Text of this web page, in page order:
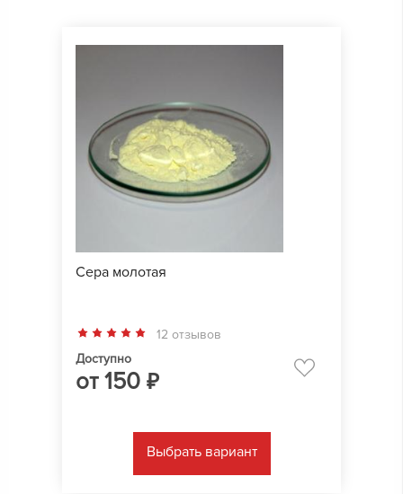
Сера молотая
12 отзывов
Доступно
от150 ₽
Выбрать вариант